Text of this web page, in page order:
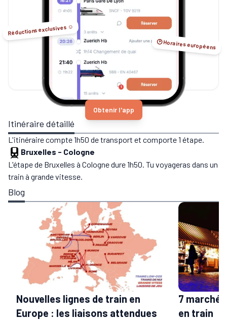
Réductions exclusives ☺️
🕑 Horaires européens
Obtenir l'app
Itinéraire détaillé
L'itinéraire compte 1h50 de transport et comporte 1 étape.
Bruxelles - Cologne
L'étape de Bruxelles à Cologne dure 1h50. Tu voyageras dans un
train à grande vitesse.
Blog
Nouvelles lignes de train en
Europe : les liaisons attendues
7
en train